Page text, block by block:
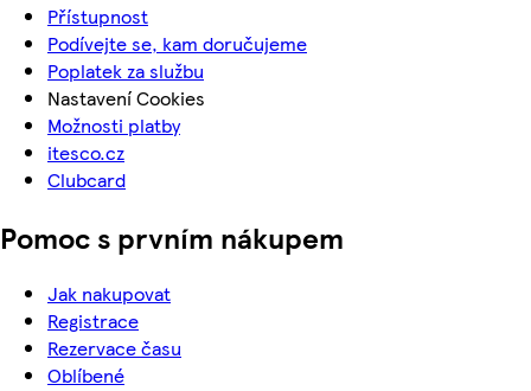
Přístupnost
Podívejte se, kam doručujeme
Poplatek za službu
Nastavení Cookies
Možnosti platby
itesco.cz
Clubcard
Pomoc s prvním nákupem
Jak nakupovat
Registrace
Rezervace času
Oblíbené